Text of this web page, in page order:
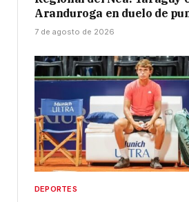
Aranduroga en duelo de
7 de agosto de 2026
DEPORTES